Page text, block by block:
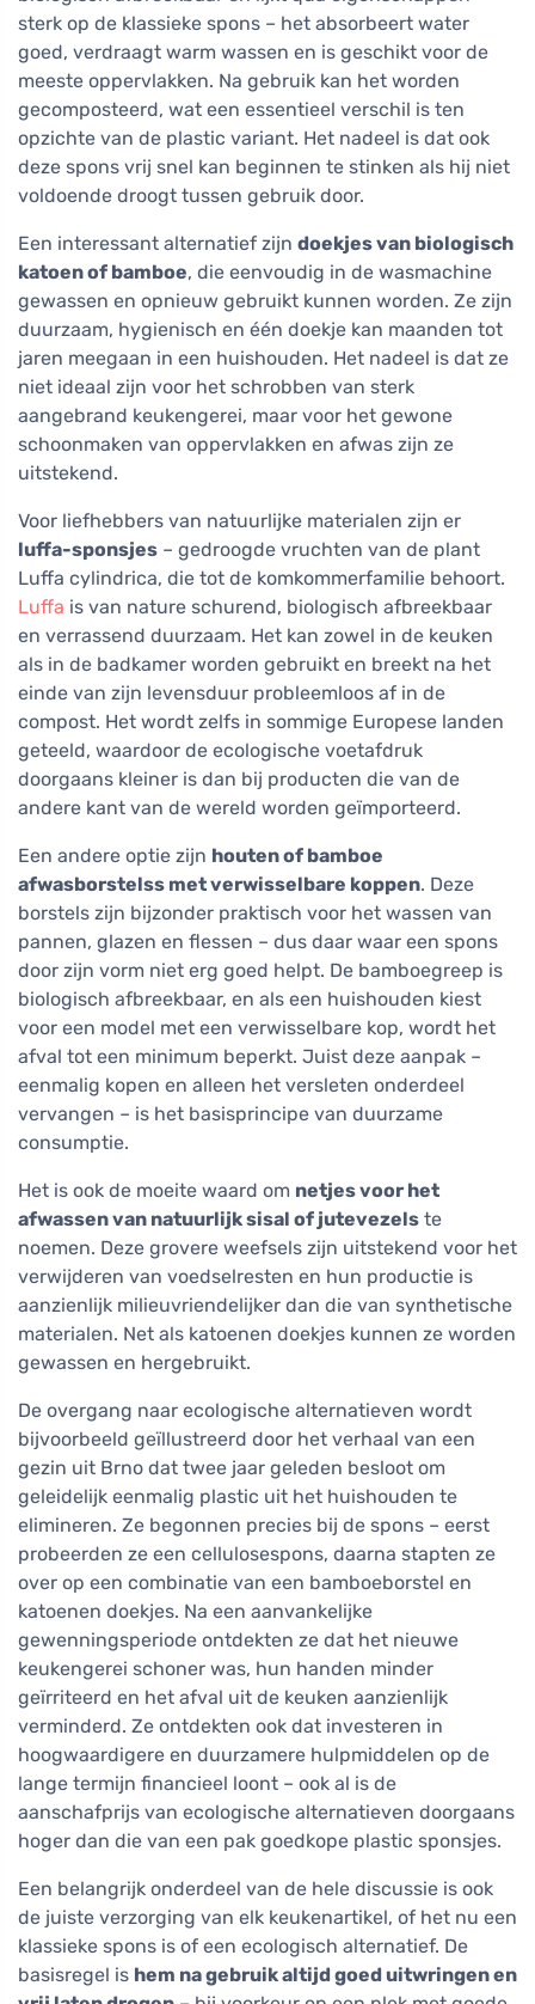
sterk op de klassieke spons – het absorbeert water
goed, verdraagt warm wassen en is geschikt voor de
meeste oppervlakken. Na gebruik kan het worden
gecomposteerd, wat een essentieel verschil is ten
opzichte van de plastic variant. Het nadeel is dat ook
deze spons vrij snel kan beginnen te stinken als hij niet
voldoende droogt tussen gebruik door.
Een interessant alternatief zijn doekjes van biologisch
katoen of bamboe, die eenvoudig in de wasmachine
gewassen en opnieuw gebruikt kunnen worden. Ze zijn
duurzaam, hygienisch en één doekje kan maanden tot
jaren meegaan in een huishouden. Het nadeel is dat ze
niet ideaal zijn voor het schrobben van sterk
aangebrand keukengerei, maar voor het gewone
schoonmaken van oppervlakken en afwas zijn ze
uitstekend.
Voor liefhebbers van natuurlijke materialen zijn er
luffa-sponsjes – gedroogde vruchten van de plant
Luffa cylindrica, die tot de komkommerfamilie behoort.
Luffa is van nature schurend, biologisch afbreekbaar
en verrassend duurzaam. Het kan zowel in de keuken
als in de badkamer worden gebruikt en breekt na het
einde van zijn levensduur probleemloos af in de
compost. Het wordt zelfs in sommige Europese landen
geteeld, waardoor de ecologische voetafdruk
doorgaans kleiner is dan bij producten die van de
andere kant van de wereld worden geïmporteerd.
Een andere optie zijn houten of bamboe
afwasborstelss met verwisselbare koppen. Deze
borstels zijn bijzonder praktisch voor het wassen van
pannen, glazen en flessen – dus daar waar een spons
door zijn vorm niet erg goed helpt. De bamboegreep is
biologisch afbreekbaar, en als een huishouden kiest
voor een model met een verwisselbare kop, wordt het
afval tot een minimum beperkt. Juist deze aanpak –
eenmalig kopen en alleen het versleten onderdeel
vervangen – is het basisprincipe van duurzame
consumptie.
Het is ook de moeite waard om netjes voor het
afwassen van natuurlijk sisal of jutevezels te
noemen. Deze grovere weefsels zijn uitstekend voor het
verwijderen van voedselresten en hun productie is
aanzienlijk milieuvriendelijker dan die van synthetische
materialen. Net als katoenen doekjes kunnen ze worden
gewassen en hergebruikt.
De overgang naar ecologische alternatieven wordt
bijvoorbeeld geïllustreerd door het verhaal van een
gezin uit Brno dat twee jaar geleden besloot om
geleidelijk eenmalig plastic uit het huishouden te
elimineren. Ze begonnen precies bij de spons – eerst
probeerden ze een cellulosespons, daarna stapten ze
over op een combinatie van een bamboeborstel en
katoenen doekjes. Na een aanvankelijke
gewenningsperiode ontdekten ze dat het nieuwe
keukengerei schoner was, hun handen minder
geïrriteerd en het afval uit de keuken aanzienlijk
verminderd. Ze ontdekten ook dat investeren in
hoogwaardigere en duurzamere hulpmiddelen op de
lange termijn financieel loont – ook al is de
aanschafprijs van ecologische alternatieven doorgaans
hoger dan die van een pak goedkope plastic sponsjes.
Een belangrijk onderdeel van de hele discussie is ook
de juiste verzorging van elk keukenartikel, of het nu een
klassieke spons is of een ecologisch alternatief. De
basisregel is hem na gebruik altijd goed uitwringen en